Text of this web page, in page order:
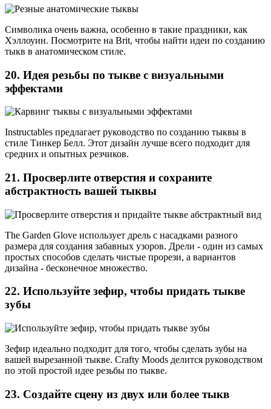
Символика очень важна, особенно в такие праздники, как
Хэллоуин. Посмотрите на Brit, чтобы найти идеи по созданию
тыкв в анатомическом стиле.
20. Идея резьбы по тыкве с визуальными
эффектами
Instructables предлагает руководство по созданию тыквы в
стиле Тинкер Белл. Этот дизайн лучше всего подходит для
средних и опытных резчиков.
21. Просверлите отверстия и сохраните
абстрактность вашей тыквы
The Garden Glove использует дрель с насадками разного
размера для создания забавных узоров. Дрели - один из самых
простых способов сделать чистые прорези, а вариантов
дизайна - бесконечное множество.
22. Используйте зефир, чтобы придать тыкве
зубы
Зефир идеально подходит для того, чтобы сделать зубы на
вашей вырезанной тыкве. Crafty Moods делится руководством
по этой простой идее резьбы по тыкве.
23. Создайте сцену из двух или более тыкв